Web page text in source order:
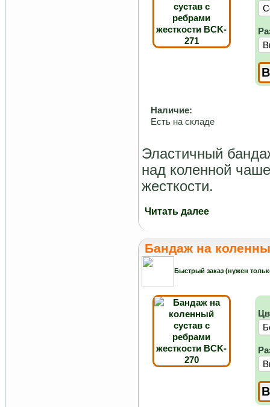
Наличие:
Есть на складе
Эластичный
над коленной
жесткости.
Читать далее
Бандаж на
Быстрый заказ (нужен